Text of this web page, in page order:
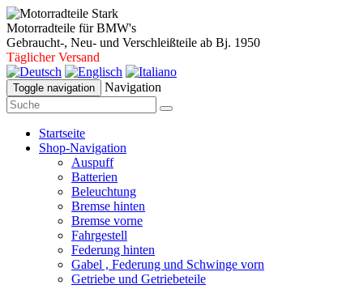
Motorradteile für BMW's
Gebraucht-, Neu- und Verschleißteile ab Bj. 1950
Täglicher Versand
Toggle navigation Navigation
Startseite
Shop-Navigation
Auspuff
Batterien
Beleuchtung
Bremse hinten
Bremse vorne
Fahrgestell
Federung hinten
Gabel , Federung und Schwinge vorn
Getriebe und Getriebeteile